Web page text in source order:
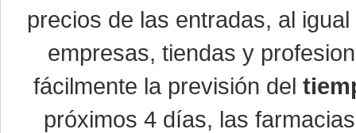
precios de las entradas, al
empresas, tiendas y
fácilmente la previsión del
próximos 4 días, las